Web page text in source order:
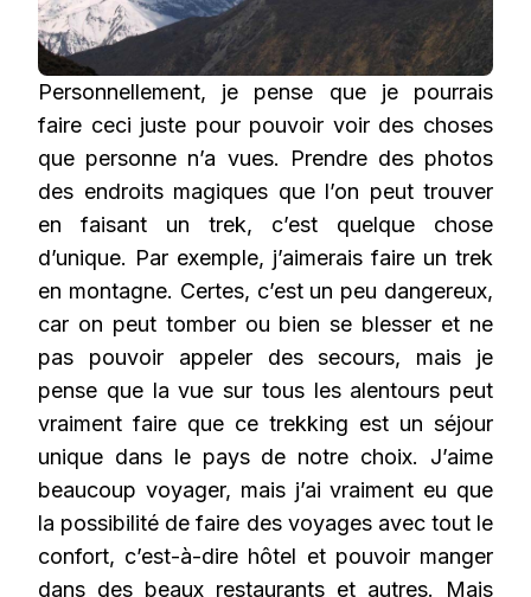
Personnellement, je pense que je pourrais
faire ceci juste pour pouvoir voir des choses
que personne n’a vues. Prendre des photos
des endroits magiques que l’on peut trouver
en faisant un trek, c’est quelque chose
d’unique. Par exemple, j’aimerais faire un trek
en montagne. Certes, c’est un peu dangereux,
car on peut tomber ou bien se blesser et ne
pas pouvoir appeler des secours, mais je
pense que la vue sur tous les alentours peut
vraiment faire que ce trekking est un séjour
unique dans le pays de notre choix. J’aime
beaucoup voyager, mais j’ai vraiment eu que
la possibilité de faire des voyages avec tout le
confort, c’est-à-dire hôtel et pouvoir manger
dans des beaux restaurants et autres. Mais